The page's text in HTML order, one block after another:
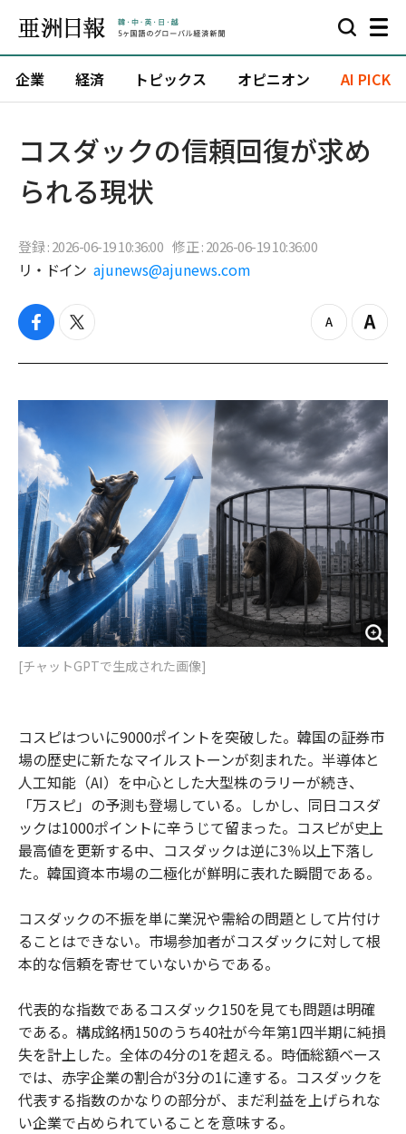
企業 経済 トピックス オピニオン AI PICK
コスダックの信頼回復が求め
られる現状
登録 : 2026-06-19 10:36:00 修正 : 2026-06-19 10:36:00
リ・ドイン ajunews@ajunews.com
f
c
b
o
k
t
i
t
z
o
o
u
t
Z
o
i
[チャットGPTで生成された画像]
コスピはついに9000ポイントを突破した。韓国の証券市
場の歴史に新たなマイルストーンが刻まれた。半導体と
人工知能（AI）を中心とした大型株のラリーが続き、
「万スピ」の予測も登場している。しかし、同日コスダ
ックは1000ポイントに辛うじて留まった。コスピが史上
最高値を更新する中、コスダックは逆に3％以上下落し
た。韓国資本市場の二極化が鮮明に表れた瞬間である。
コスダックの不振を単に業況や需給の問題として片付け
ることはできない。市場参加者がコスダックに対して根
本的な信頼を寄せていないからである。
代表的な指数であるコスダック150を見ても問題は明確
である。構成銘柄150のうち40社が今年第1四半期に純損
失を計上した。全体の4分の1を超える。時価総額ベース
では、赤字企業の割合が3分の1に達する。コスダックを
代表する指数のかなりの部分が、まだ利益を上げられな
い企業で占められていることを意味する。